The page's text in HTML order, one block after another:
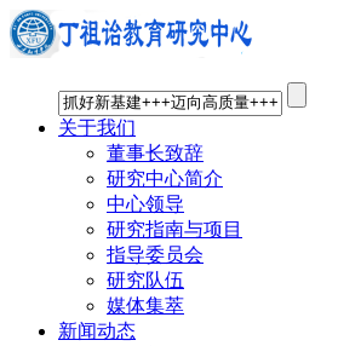
关于我们
董事长致辞
研究中心简介
中心领导
研究指南与项目
指导委员会
研究队伍
媒体集萃
新闻动态